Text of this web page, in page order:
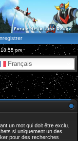
pm
Français
un mot qui doit être exclu.
si uniquement un des
pour des recherches